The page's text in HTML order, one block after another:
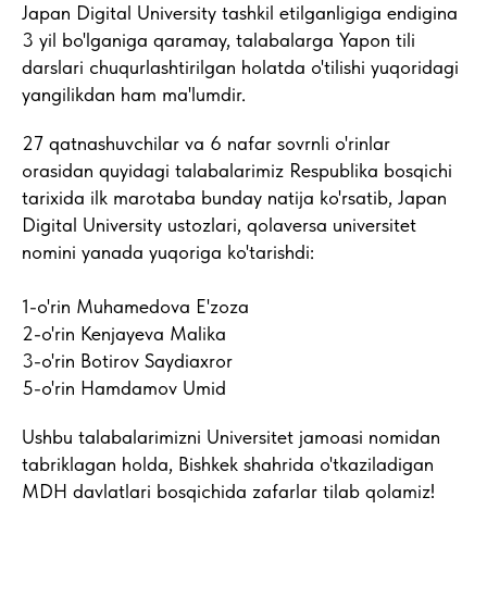
Japan Digital University tashkil etilganligiga endigina
3 yil bo'lganiga qaramay, talabalarga Yapon tili
darslari chuqurlashtirilgan holatda o'tilishi yuqoridagi
yangilikdan ham ma'lumdir.
27 qatnashuvchilar va 6 nafar sovrnli o'rinlar
orasidan quyidagi talabalarimiz Respublika bosqichi
tarixida ilk marotaba bunday natija ko'rsatib, Japan
Digital University ustozlari, qolaversa universitet
nomini yanada yuqoriga ko'tarishdi:
1-o'rin Muhamedova E'zoza
2-o'rin Kenjayeva Malika
3-o'rin Botirov Saydiaxror
5-o'rin Hamdamov Umid
Ushbu talabalarimizni Universitet jamoasi nomidan
tabriklagan holda, Bishkek shahrida o'tkaziladigan
MDH davlatlari bosqichida zafarlar tilab qolamiz!